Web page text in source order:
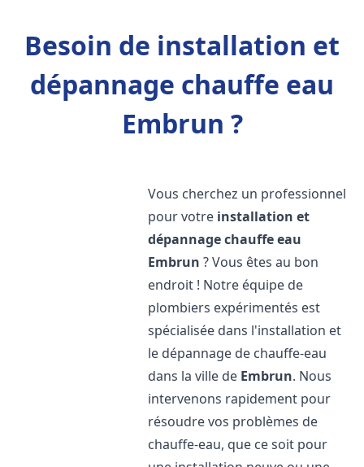
Besoin de installation et
dépannage chauffe eau
Embrun ?
Vous cherchez un professionnel
pour votre installation et
dépannage chauffe eau
Embrun ? Vous êtes au bon
endroit ! Notre équipe de
plombiers expérimentés est
spécialisée dans l'installation et
le dépannage de chauffe-eau
dans la ville de Embrun. Nous
intervenons rapidement pour
résoudre vos problèmes de
chauffe-eau, que ce soit pour